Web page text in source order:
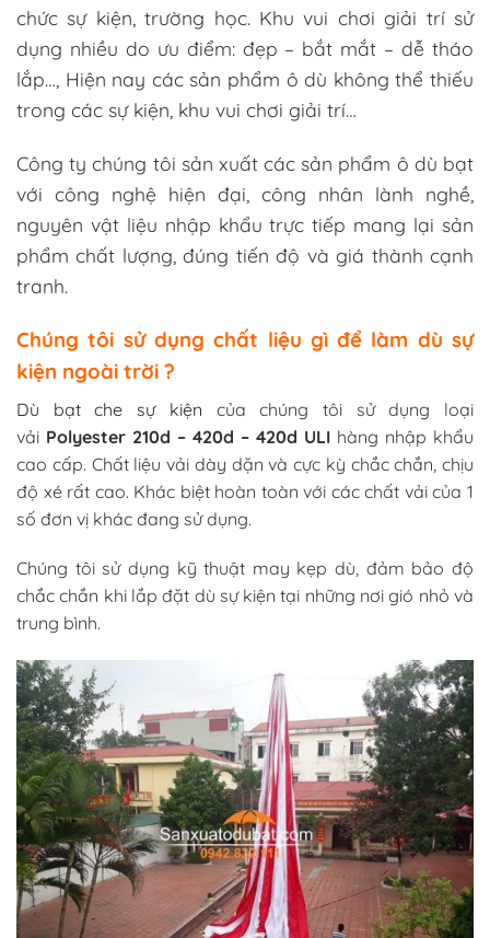
chức sự kiện, trường học. Khu vui chơi giải trí sử
dụng nhiều do ưu điểm: đẹp – bắt mắt – dễ tháo
lắp…, Hiện nay các sản phẩm ô dù không thể thiếu
trong các sự kiện, khu vui chơi giải trí…
Công ty chúng tôi sản xuất các sản phẩm ô dù bạt
với công nghệ hiện đại, công nhân lành nghề,
nguyên vật liệu nhập khẩu trực tiếp mang lại sản
phẩm chất lượng, đúng tiến độ và giá thành cạnh
tranh.
Chúng tôi sử dụng chất liệu gì để làm dù sự
kiện ngoài trời ?
Dù bạt che sự kiện của chúng tôi sử dụng loại
vải Polyester 210d – 420d – 420d ULI hàng nhập khẩu
cao cấp. Chất liệu vải dày dặn và cực kỳ chắc chắn, chịu
độ xé rất cao. Khác biệt hoàn toàn với các chất vải của 1
số đơn vị khác đang sử dụng.
Chúng tôi sử dụng kỹ thuật may kẹp dù, đảm bảo độ
chắc chắn khi lắp đặt dù sự kiện tại những nơi gió nhỏ và
trung bình.